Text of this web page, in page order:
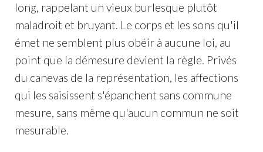
long, rappelant un vieux burlesque plutôt
maladroit et bruyant. Le corps et les sons qu'il
émet ne semblent plus obéir à aucune loi, au
point que la démesure devient la règle. Privés
du canevas de la représentation, les affections
qui les saisissent s'épanchent sans commune
mesure, sans même qu'aucun commun ne soit
mesurable.